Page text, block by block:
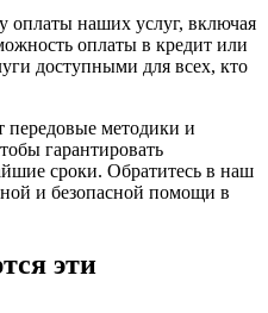
оплаты наших услуг, включая
оплаты в кредит или
доступными для всех, кто
методики и
гарантировать
сроки. Обратитесь в наш
и безопасной помощи в
эти